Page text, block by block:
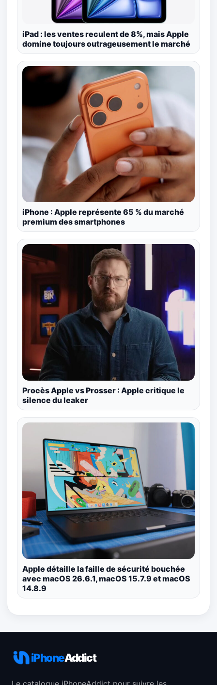
iPad : les ventes reculent de 8%, mais Apple
domine toujours outrageusement le marché
iPhone : Apple représente 65 % du marché
premium des smartphones
Procès Apple vs Prosser : Apple critique le
silence du leaker
Apple détaille la faille de sécurité bouchée
avec macOS 26.6.1, macOS 15.7.9 et macOS
14.8.9
iPhoneAddict